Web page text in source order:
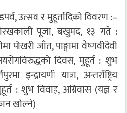
उत्सव र मुहूर्तादिको विवरण :–
पूजा, बखुमद, १३ गते :
पोखरी जाँत, पाङ्गामा वैष्णवीदेवी
दिवस, मुहूर्त : शुभ
इन्द्रायणी यात्रा, अन्तर्राष्ट्रिय
: शुभ विवाह, अग्निवास (यज्ञ र
खोल्ने)